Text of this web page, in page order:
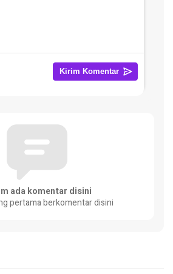
ada komentar disini
pertama berkomentar disini